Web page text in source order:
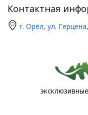
Контактная
г. Орёл, ул.